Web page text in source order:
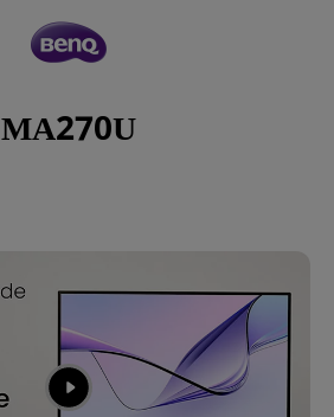
MA270U